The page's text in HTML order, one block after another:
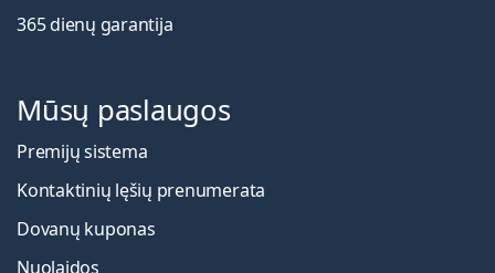
365 dienų garantija
Mūsų paslaugos
Premijų sistema
Kontaktinių lęšių prenumerata
Dovanų kuponas
Nuolaidos